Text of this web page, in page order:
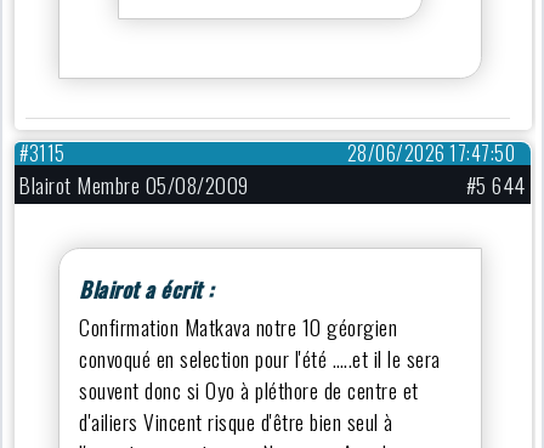
28/06/2026 17:47:50
#3115
Blairot Membre 05/08/2009 #5 644
Blairot a écrit :
Confirmation Matkava notre 10 géorgien
convoqué en selection pour l'été …..et il le sera
souvent donc si Oyo à pléthore de centre et
d'ailiers Vincent risque d'être bien seul à